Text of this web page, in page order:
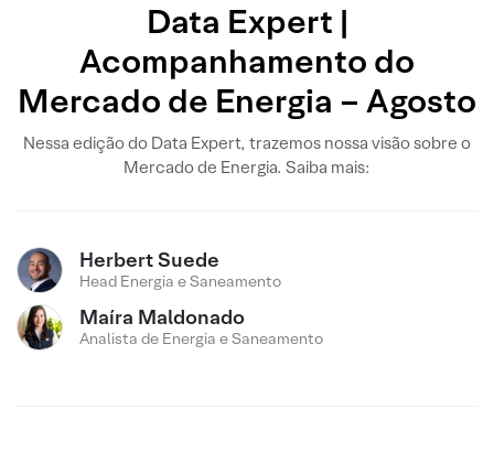
Data Expert |
Acompanhamento do
Mercado de Energia – Agosto
Nessa edição do Data Expert, trazemos nossa visão sobre o
Mercado de Energia. Saiba mais:
Herbert Suede
Head Energia e Saneamento
Maíra Maldonado
Analista de Energia e Saneamento